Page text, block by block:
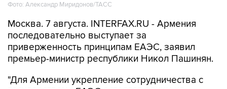
Фото: Александр Миридонов/ТАСС
Москва. 7 августа. INTERFAX.RU - Армения
последовательно выступает за
приверженность принципам ЕАЭС, заявил
премьер-министр республики Никол Пашинян.
"Для Армении укрепление сотрудничества с